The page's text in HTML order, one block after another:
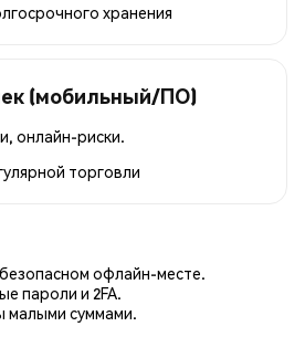
хранения
(мобильный/ПО)
онлайн-риски.
торговли
офлайн-месте.
пароли и 2FA.
малыми суммами.